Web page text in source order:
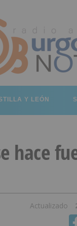
Y LEÓN
hace
Actualizado